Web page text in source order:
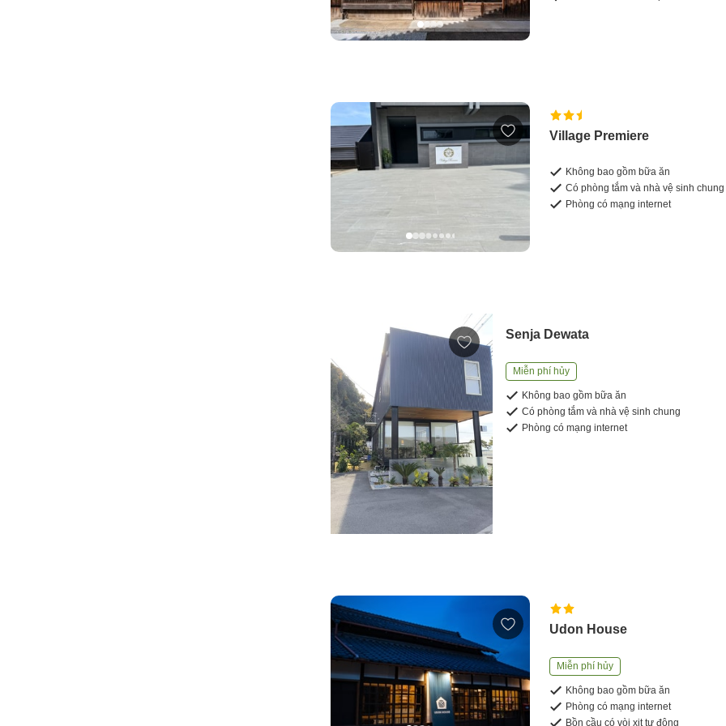
Village Premiere
Không bao gồm bữa ăn
Có phòng tắm và nhà vệ sinh chung
Phòng có mạng internet
Senja Dewata
Miễn phí hủy
Không bao gồm bữa ăn
Có phòng tắm và nhà vệ sinh chung
Phòng có mạng internet
Udon House
Miễn phí hủy
Không bao gồm bữa ăn
Phòng có mạng internet
Bồn cầu có vòi xịt tự động